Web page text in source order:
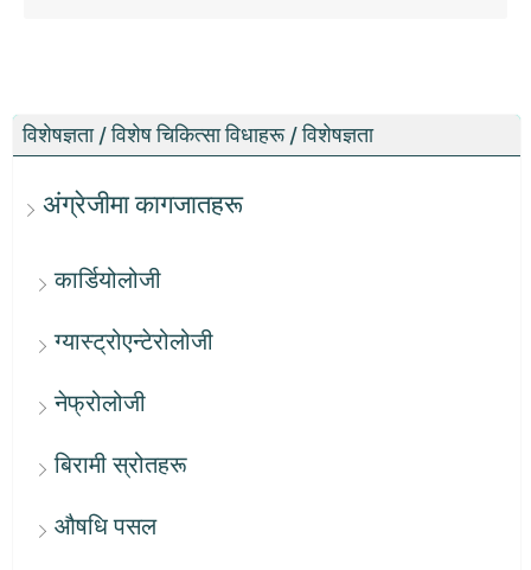
विशेषज्ञता / विशेष चिकित्सा विधाहरू / विशेषज्ञता
अंग्रेजीमा कागजातहरू
कार्डियोलोजी
ग्यास्ट्रोएन्टेरोलोजी
नेफ्रोलोजी
बिरामी स्रोतहरू
औषधि पसल